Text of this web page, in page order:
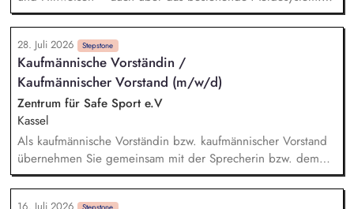
übernehmen die Geschäftsführung der Tochtergesellschaften
sowie die Verantwortung für die strategische
Personalentwicklung.
Vermittlung bei Konflikten und Unterstützung bei
Klärungsprozessen. Konzeption und Durchführung von
Schulungen und Sensibilisierungsformaten. Mitwirkung an der
Weiterentwicklung von Leitlinien, Verhaltenskodizes und dem
Meldesystem. Förderung einer offenen Feedback- und
Beschwerdekultur innerhalb der Organisation.
28. Juli 2026 Stepstone
Kaufmännische Vorständin /
Kaufmännischer Vorstand (m/w/d)
Zentrum für Safe Sport e.V
Kassel
Als kaufmännische Vorständin bzw. kaufmännischer Vorstand
übernehmen Sie gemeinsam mit der Sprecherin bzw. dem
Sprecher des Vorstands eine zentrale Rolle beim Aufbau der
neuen bundesweiten Einrichtung ZfSS. Sie verantworten den